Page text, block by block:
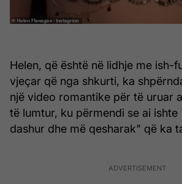
Helen, që është në lidhje me ish-
vjeçar që nga shkurti, ka
një video romantike për të uruar
të lumtur, ku përmendi se ai ishte
dashur dhe më qesharak" që ka